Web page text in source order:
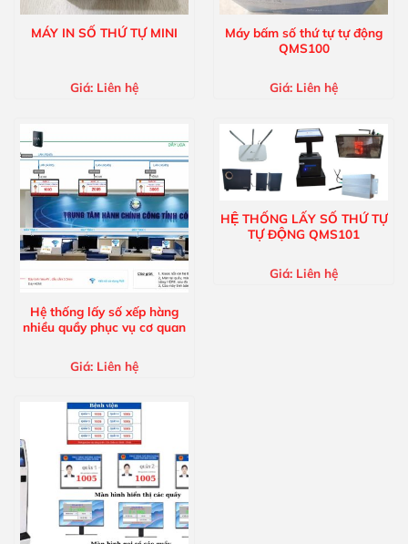
MÁY IN SỐ THỨ TỰ MINI
Giá: Liên hệ
Máy bấm số thứ tự tự động
QMS100
Giá: Liên hệ
Hệ thống lấy số xếp hàng
nhiều quầy phục vụ cơ quan
Giá: Liên hệ
HỆ THỐNG LẤY SỐ THỨ TỰ
TỰ ĐỘNG QMS101
Giá: Liên hệ